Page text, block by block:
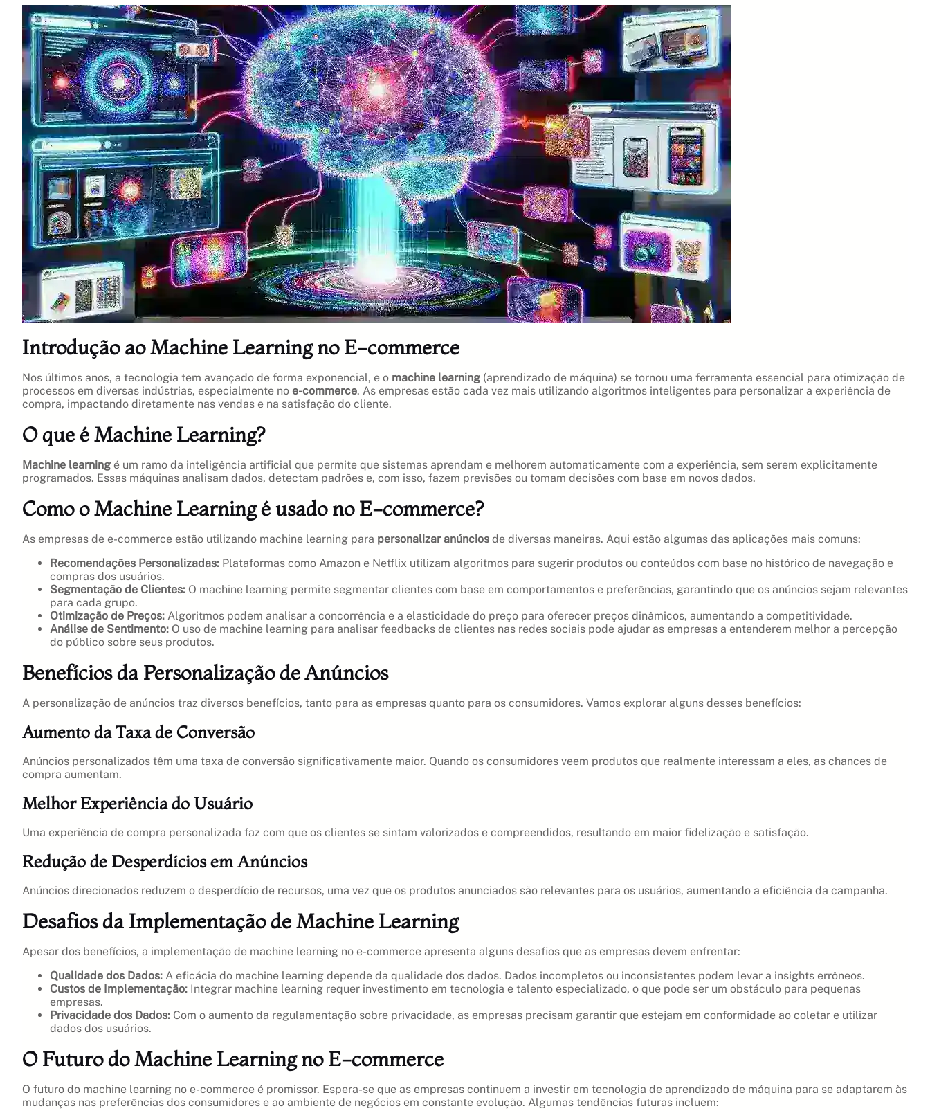
Introdução ao Machine Learning no E-commerce
Nos últimos anos, a tecnologia tem avançado de forma exponencial, e o machine learning (aprendizado de máquina) se tornou uma ferramenta essencial para otimização de
processos em diversas indústrias, especialmente no e-commerce. As empresas estão cada vez mais utilizando algoritmos inteligentes para personalizar a experiência de
compra, impactando diretamente nas vendas e na satisfação do cliente.
O que é Machine Learning?
Machine learning é um ramo da inteligência artificial que permite que sistemas aprendam e melhorem automaticamente com a experiência, sem serem explicitamente
programados. Essas máquinas analisam dados, detectam padrões e, com isso, fazem previsões ou tomam decisões com base em novos dados.
Como o Machine Learning é usado no E-commerce?
As empresas de e-commerce estão utilizando machine learning para personalizar anúncios de diversas maneiras. Aqui estão algumas das aplicações mais comuns:
Recomendações Personalizadas: Plataformas como Amazon e Netflix utilizam algoritmos para sugerir produtos ou conteúdos com base no histórico de navegação e
compras dos usuários.
Segmentação de Clientes: O machine learning permite segmentar clientes com base em comportamentos e preferências, garantindo que os anúncios sejam relevantes
para cada grupo.
Otimização de Preços: Algoritmos podem analisar a concorrência e a elasticidade do preço para oferecer preços dinâmicos, aumentando a competitividade.
Análise de Sentimento: O uso de machine learning para analisar feedbacks de clientes nas redes sociais pode ajudar as empresas a entenderem melhor a percepção
do público sobre seus produtos.
Benefícios da Personalização de Anúncios
A personalização de anúncios traz diversos benefícios, tanto para as empresas quanto para os consumidores. Vamos explorar alguns desses benefícios:
Aumento da Taxa de Conversão
Anúncios personalizados têm uma taxa de conversão significativamente maior. Quando os consumidores veem produtos que realmente interessam a eles, as chances de
compra aumentam.
Melhor Experiência do Usuário
Uma experiência de compra personalizada faz com que os clientes se sintam valorizados e compreendidos, resultando em maior fidelização e satisfação.
Redução de Desperdícios em Anúncios
Anúncios direcionados reduzem o desperdício de recursos, uma vez que os produtos anunciados são relevantes para os usuários, aumentando a eficiência da campanha.
Desafios da Implementação de Machine Learning
Apesar dos benefícios, a implementação de machine learning no e-commerce apresenta alguns desafios que as empresas devem enfrentar:
Qualidade dos Dados: A eficácia do machine learning depende da qualidade dos dados. Dados incompletos ou inconsistentes podem levar a insights errôneos.
Custos de Implementação: Integrar machine learning requer investimento em tecnologia e talento especializado, o que pode ser um obstáculo para pequenas
empresas.
Privacidade dos Dados: Com o aumento da regulamentação sobre privacidade, as empresas precisam garantir que estejam em conformidade ao coletar e utilizar
dados dos usuários.
O Futuro do Machine Learning no E-commerce
O futuro do machine learning no e-commerce é promissor. Espera-se que as empresas continuem a investir em tecnologia de aprendizado de máquina para se adaptarem às
mudanças nas preferências dos consumidores e ao ambiente de negócios em constante evolução. Algumas tendências futuras incluem: